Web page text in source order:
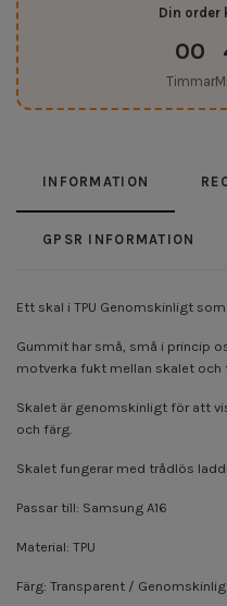
Din order
00
Timmar
INFORMATION
GPSR INFORMATION
Ett skal i TPU Genomskinligt
Gummit har små, små i princip
motverka fukt mellan skalet och
Skalet är genomskinligt för att
och färg.
Skalet fungerar med trådlös
Passar till: Samsung A16
Material: TPU
Färg: Transparent /